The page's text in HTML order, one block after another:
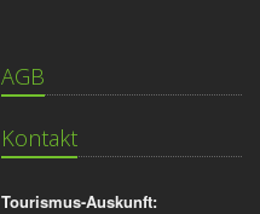
AGB
Kontakt
Tourismus-Auskunft: